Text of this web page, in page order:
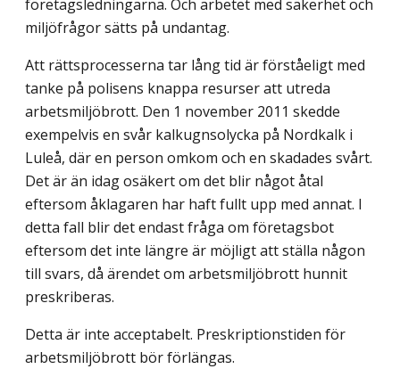
företagsledningarna. Och arbetet med säkerhet och
miljöfrågor sätts på undantag.
Att rättsprocesserna tar lång tid är förståeligt med
tanke på polisens knappa resurser att utreda
arbetsmiljöbrott. Den 1 november 2011 skedde
exempelvis en svår kalkugnsolycka på Nordkalk i
Luleå, där en person omkom och en skadades svårt.
Det är än idag osäkert om det blir något åtal
eftersom åklagaren har haft fullt upp med annat. I
detta fall blir det endast fråga om företagsbot
eftersom det inte längre är möjligt att ställa någon
till svars, då ärendet om arbetsmiljöbrott hunnit
preskriberas.
Detta är inte acceptabelt. Preskriptionstiden för
arbetsmiljöbrott bör förlängas.